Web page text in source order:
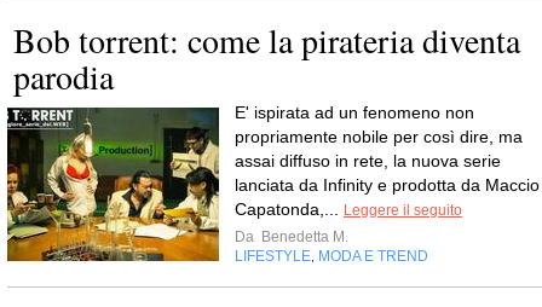
Bob torrent: come la pirateria diventa
parodia
E' ispirata ad un fenomeno non
propriamente nobile per così dire, ma
assai diffuso in rete, la nuova serie
lanciata da Infinity e prodotta da Maccio
Capatonda,...
Leggere il seguito
Da Benedetta M.
LIFESTYLE MODA E TREND